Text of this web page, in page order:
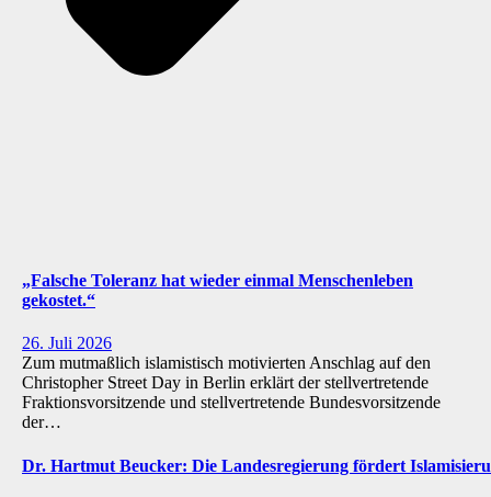
„Falsche Toleranz hat wieder einmal Menschenleben
gekostet.“
26. Juli 2026
Zum mutmaßlich islamistisch motivierten Anschlag auf den
Christopher Street Day in Berlin erklärt der stellvertretende
Fraktionsvorsitzende und stellvertretende Bundesvorsitzende
der…
Dr. Hartmut Beucker: Die Landesregierung fördert